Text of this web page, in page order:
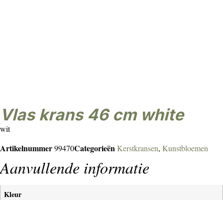
vlas krans 46 cm white
wit
Artikelnummer99470CategorieënKerstkransen, Kunstbloemen
Aanvullende informatie
Kleur